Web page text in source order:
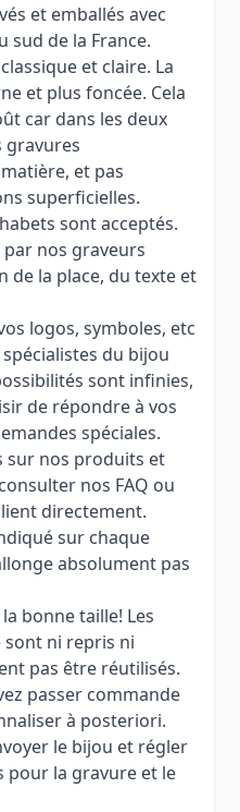
et emballés avec
sud de la France.
et claire. La
et plus foncée. Cela
car dans les deux
gravures
et pas
superficielles.
sont acceptés.
nos graveurs
de la place, du texte et
logos, symboles, etc
du bijou
sont infinies,
de répondre à vos
spéciales.
sur nos produits et
nos FAQ ou
directement.
sur chaque
absolument pas
bonne taille! Les
sont ni repris ni
pas être réutilisés.
passer commande
à posteriori.
le bijou et régler
pour la gravure et le